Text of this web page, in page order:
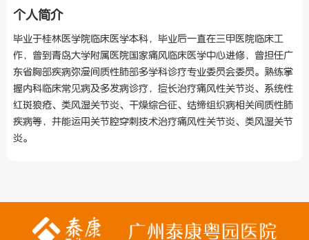
个人简介
毕业于桂林医学院临床医学本科，毕业后一直在三甲医院临床工
作，曾到青岛大学附属医院国家痛风临床医学中心进修，曾担任广
东省胸部疾病弥漫间质性肺部多学科诊疗专业委员会委员。熟练掌
握内科临床常见病及多发病诊疗，擅长治疗痛风性关节炎、系统性
红斑狼疮、类风湿关节炎、干燥综合征、结缔组织病相关间质性肺
疾病等，并能运用关节腔穿刺技术治疗痛风性关节炎、类风湿关节
炎。